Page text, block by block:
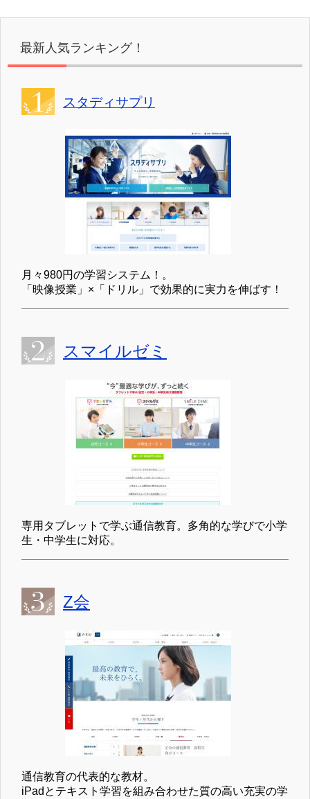
最新人気ランキング！
スタディサプリ
月々980円の学習システム！。
「映像授業」×「ドリル」で効果的に実力を伸ばす！
スマイルゼミ
専用タブレットで学ぶ通信教育。多角的な学びで小学
生・中学生に対応。
Z会
通信教育の代表的な教材。
iPadとテキスト学習を組み合わせた質の高い充実の学